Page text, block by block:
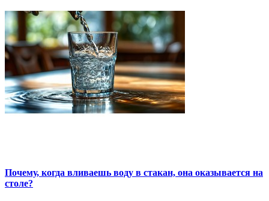
Почему, когда вливаешь воду в стакан, она оказывается на
столе?